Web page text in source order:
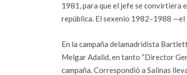
1981, para que el jefe se convirtiera
república. El sexenio 1982–1988
En la campaña delamadridista
Melgar Adalid, en tanto “Director
campaña. Correspondió a Salinas